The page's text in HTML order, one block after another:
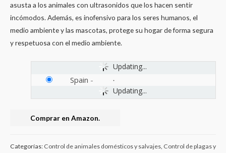
asusta a los animales con ultrasonidos que los hacen sentir
incómodos. Además, es inofensivo para los seres humanos, el
medio ambiente y las mascotas, protege su hogar de forma segura
y respetuosa con el medio ambiente.
Updating...
Updating...
Spain -
Comprar en Amazon.
Categorías: Control de animales domésticos y salvajes, Control de plagas y